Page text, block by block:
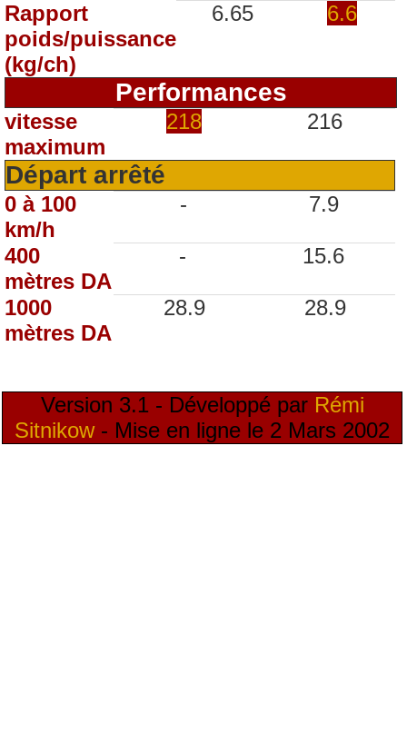
Rapport
poids/puissance
(kg/ch)
6.65 6.6
Performances
vitesse
maximum
218 216
Départ arrêté
0 à 100
km/h
- 7.9
400
mètres DA
- 15.6
1000
mètres DA
28.9 28.9
Version 3.1 - Développé par Rémi
Sitnikow- Mise en ligne le 2 Mars 2002